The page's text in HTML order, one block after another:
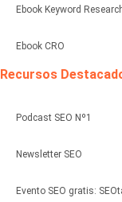
Ebook Keyword
Ebook CRO
Recursos
Podcast SEO Nº1
Newsletter SEO
Evento SEO gratis: